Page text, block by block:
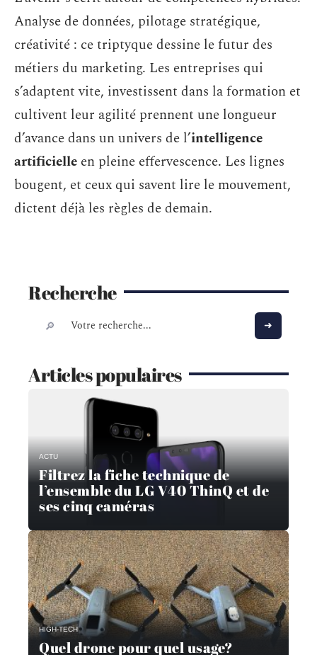
Analyse de données, pilotage stratégique,
créativité : ce triptyque dessine le futur des
métiers du marketing. Les entreprises qui
s’adaptent vite, investissent dans la formation et
cultivent leur agilité prennent une longueur
d’avance dans un univers de l’intelligence
artificielle en pleine effervescence. Les lignes
bougent, et ceux qui savent lire le mouvement,
dictent déjà les règles de demain.
Recherche
Articles populaires
ACTU
Filtrez la fiche technique de
l’ensemble du LG V40 ThinQ et de
ses cinq caméras
HIGH-TECH
Quel drone pour quel usage?